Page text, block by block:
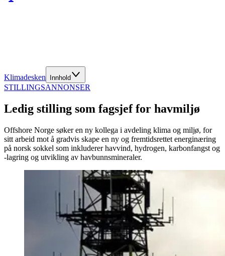
Klimadesken Innhold
STILLINGSANNONSER
Ledig stilling som fagsjef for havmiljø
Offshore Norge søker en ny kollega i avdeling klima og miljø, for
sitt arbeid mot å gradvis skape en ny og fremtidsrettet energinæring
på norsk sokkel som inkluderer havvind, hydrogen, karbonfangst og
-lagring og utvikling av havbunnsmineraler.